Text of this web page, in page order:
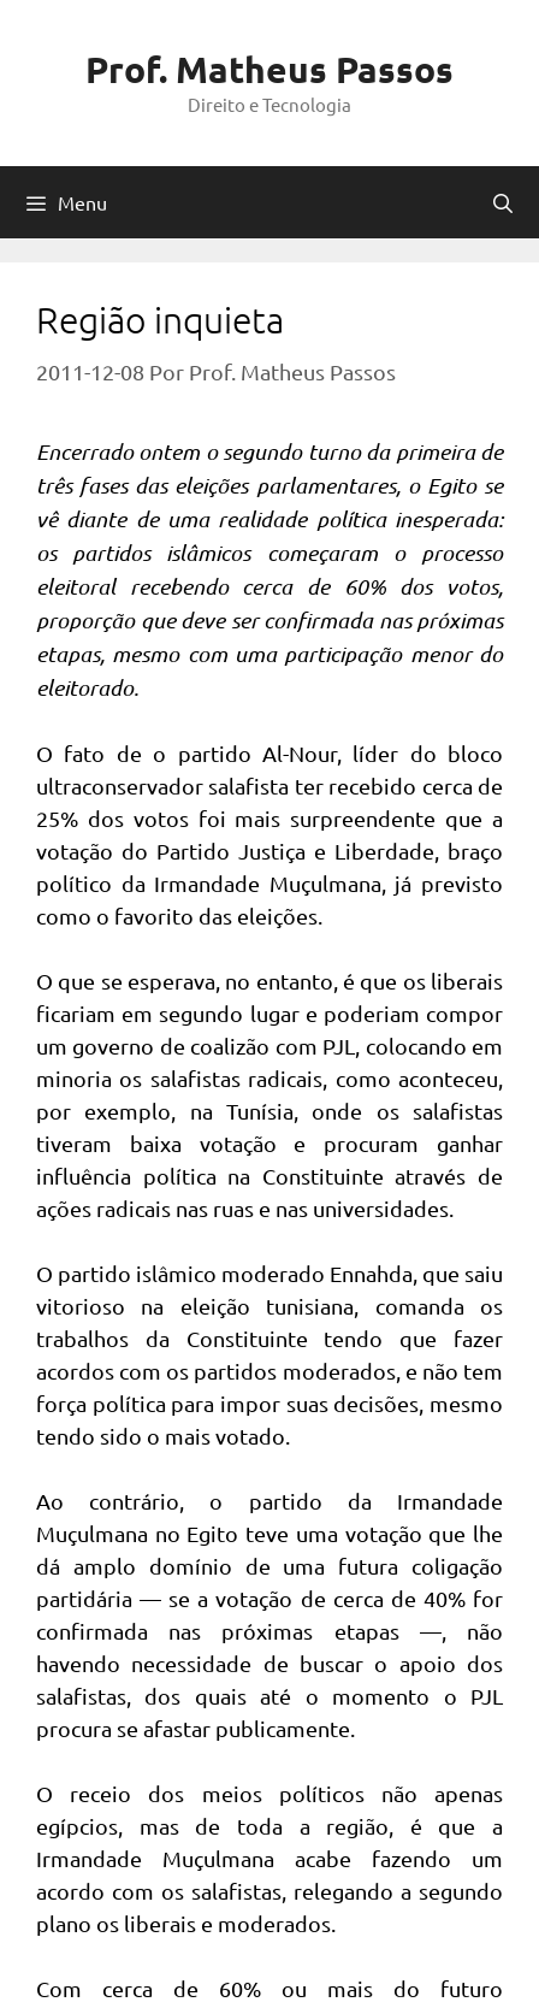
Prof. Matheus Passos
Direito e Tecnologia
Menu
Região inquieta
2011-12-08 Por Prof. Matheus Passos
Encerrado ontem o segundo turno da primeira de
três fases das eleições parlamentares, o Egito se
vê diante de uma realidade política inesperada:
os partidos islâmicos começaram o processo
eleitoral recebendo cerca de 60% dos votos,
proporção que deve ser confirmada nas próximas
etapas, mesmo com uma participação menor do
eleitorado.
O fato de o partido Al-Nour, líder do bloco
ultraconservador salafista ter recebido cerca de
25% dos votos foi mais surpreendente que a
votação do Partido Justiça e Liberdade, braço
político da Irmandade Muçulmana, já previsto
como o favorito das eleições.
O que se esperava, no entanto, é que os liberais
ficariam em segundo lugar e poderiam compor
um governo de coalizão com PJL, colocando em
minoria os salafistas radicais, como aconteceu,
por exemplo, na Tunísia, onde os salafistas
tiveram baixa votação e procuram ganhar
influência política na Constituinte através de
ações radicais nas ruas e nas universidades.
O partido islâmico moderado Ennahda, que saiu
vitorioso na eleição tunisiana, comanda os
trabalhos da Constituinte tendo que fazer
acordos com os partidos moderados, e não tem
força política para impor suas decisões, mesmo
tendo sido o mais votado.
Ao contrário, o partido da Irmandade
Muçulmana no Egito teve uma votação que lhe
dá amplo domínio de uma futura coligação
partidária — se a votação de cerca de 40% for
confirmada nas próximas etapas —, não
havendo necessidade de buscar o apoio dos
salafistas, dos quais até o momento o PJL
procura se afastar publicamente.
O receio dos meios políticos não apenas
egípcios, mas de toda a região, é que a
Irmandade Muçulmana acabe fazendo um
acordo com os salafistas, relegando a segundo
plano os liberais e moderados.
Com cerca de 60% ou mais do futuro